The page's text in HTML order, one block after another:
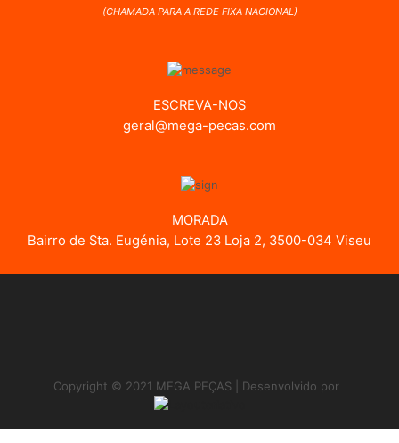
(CHAMADA PARA A REDE FIXA NACIONAL)
ESCREVA-NOS
geral@mega-pecas.com
MORADA
Bairro de Sta. Eugénia, Lote 23 Loja 2, 3500-034 Viseu
Copyright © 2021 MEGA PEÇAS | Desenvolvido por